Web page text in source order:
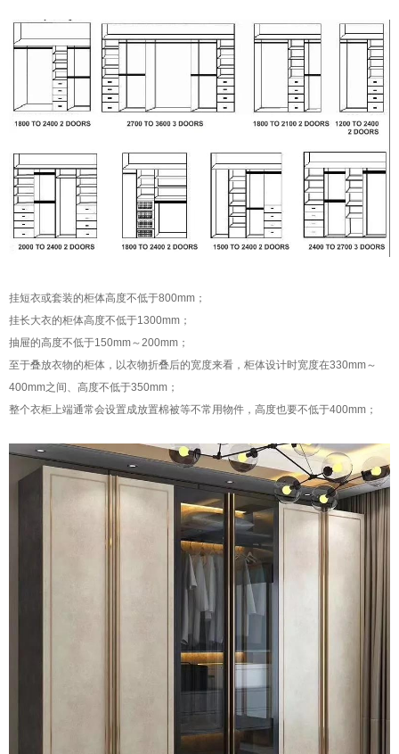
挂短衣或套装的柜体高度不低于800mm；
挂长大衣的柜体高度不低于1300mm；
抽屉的高度不低于150mm～200mm；
至于叠放衣物的柜体，以衣物折叠后的宽度来看，柜体设计时宽度在330mm～
400mm之间、高度不低于350mm；
整个衣柜上端通常会设置成放置棉被等不常用物件，高度也要不低于400mm；